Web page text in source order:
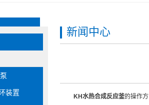
装置
新闻中心
KH水热合成反应釜的操作